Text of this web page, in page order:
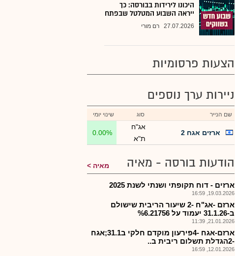
היכונו לירידות בבורסה: כך
ייראה השבוע המטלטל שבפתח
27.07.2026 רם מורי
הצעות פרסומיות
ניירות ערך נוספים
שם הנייר סוג שינוי יומי
ארזים אגח 2
אג"ח
ת"א
0.00%
הודעות בורסה - מאיה מאיה
ארזים - דוח תקופתי ושנתי לשנת 2025
19.03.2026, 16:59
ארזם -אג"ח -2 שיעור הריבית שישולם
ב-31.1.26 יעמוד על %6.21756
21.01.2026, 11:39
ארזם-אגח -4פירעון מוקדם חלקי ב31.1;אגח
-2הגדלת תשלום ריבית ב..
12.01.2026, 16:59